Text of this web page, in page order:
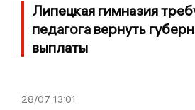
Липецкая гимназия
педагога вернуть
выплаты
28/07 13:01